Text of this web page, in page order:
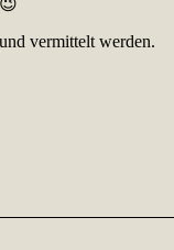
vermittelt werden.